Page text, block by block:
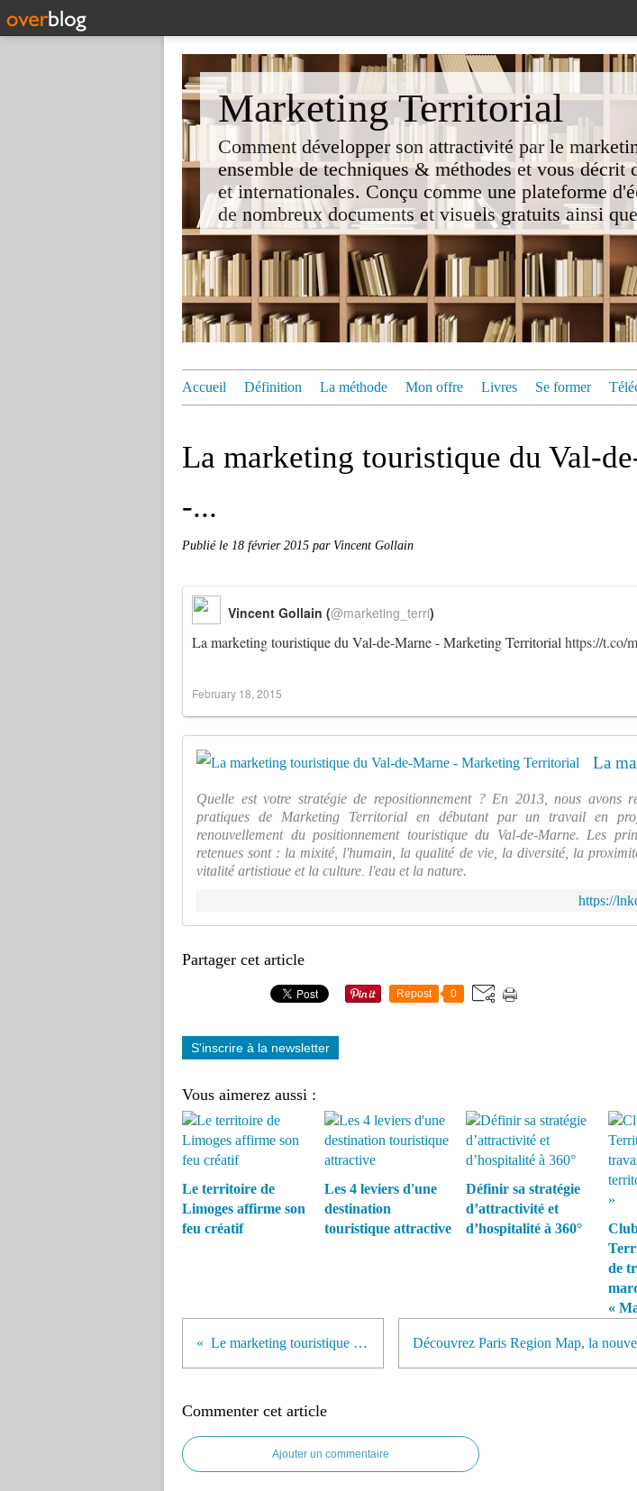
Marketing Territorial
Comment développer son attractivité par le
ensemble de techniques & méthodes et vous décrit
et internationales. Conçu comme une plateforme
de nombreux documents et visuels gratuits ainsi
Accueil Définition La méthode Mon offre Livres Se former
La marketing touristique du Val-
-...
Publié le 18 février 2015 par Vincent Gollain
La marketing touristique du Val-de-Marne - Marketing Territorial https://t.co/
Vincent Gollain (@marketing_terri)
February 18, 2015
Quelle est votre stratégie de repositionnement ? En 2013, nous avons
pratiques de Marketing Territorial en débutant par un travail en
renouvellement du positionnement touristique du Val-de-Marne. Les
retenues sont : la mixité, l'humain, la qualité de vie, la diversité, la
vitalité artistique et la culture, l'eau et la nature.
https://
Partager cet article
Repost 0
S'inscrire à la newsletter
Vous aimerez aussi :
Le territoire de
Limoges affirme son
feu créatif
Les 4 leviers d'une
destination
touristique attractive
Définir sa stratégie
d’attractivité et
d’hospitalité à 360°
de
«
Le marketing touristique du Val-de-Marne
Commenter cet article
Ajouter un commentaire